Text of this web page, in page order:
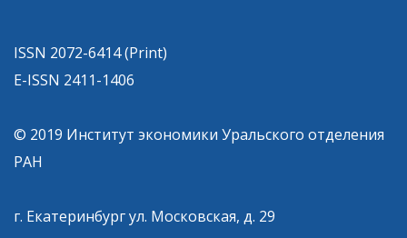
ISSN 2072-6414 (Print)
E-ISSN 2411-1406
© 2019 Институт экономики Уральского отделения
РАН
г. Екатеринбург ул. Московская, д. 29